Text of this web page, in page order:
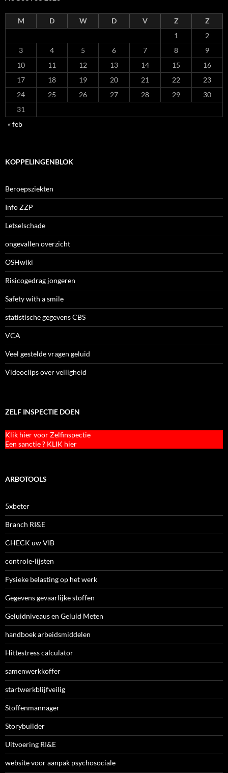
M D W D V Z
Z
1
2
3
4 5 6 7 8
9
10
11 12 13 14 15
16
17
18 19 20 21 22
23
24
25 26 27 28 29
30
31
« feb
KOPPELINGENBLOK
Beroepsziekten
Info ZZP
Letselschade
ongevallen overzicht
OSHwiki
Risicogedrag jongeren
Safety with a smile
statistische gegevens CBS
VCA
Veel gestelde vragen geluid
Videoclips over veiligheid
ZELF INSPECTIE DOEN
Klik hier voor Zelfinspectie
Een sanctie ? KLIK hier
ARBOTOOLS
5xbeter
Branch RI&E
CHECK uw VIB
controle-lijsten
Fysieke belasting op het werk
Gegevens gevaarlijke stoffen
Geluidniveaus en Geluid Meten
handboek arbeidsmiddelen
Hittestress calculator
samenwerkkoffer
startwerkblijfveilig
Stoffenmannager
Storybuilder
Uitvoering RI&E
website voor aanpak psychosociale